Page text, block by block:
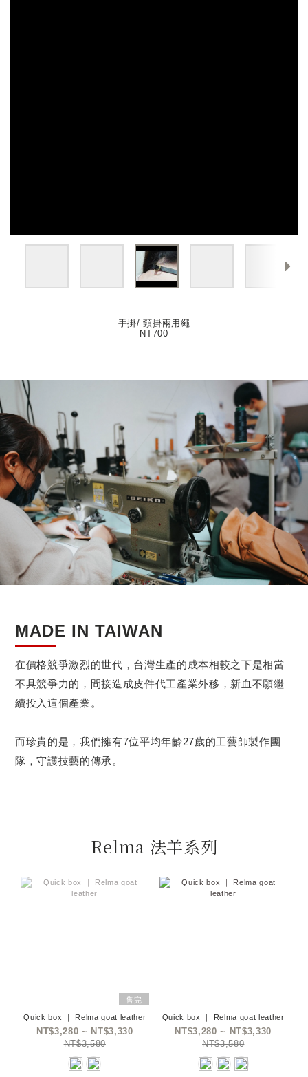
手掛/ 頸掛兩用繩
NT700
MADE IN TAIWAN
在價格競爭激烈的世代，台灣生產的成本相較之下是相當
不具競爭力的，間接造成皮件代工產業外移，新血不願繼
續投入這個產業。
而珍貴的是，我們擁有7位平均年齡27歲的工藝師製作團
隊，守護技藝的傳承。
Relma 法羊系列
售完
Quick box ｜ Relma goat leather
NT$3,280 ~ NT$3,330
NT$3,580
Quick box ｜ Relma goat leather
NT$3,280 ~ NT$3,330
NT$3,580